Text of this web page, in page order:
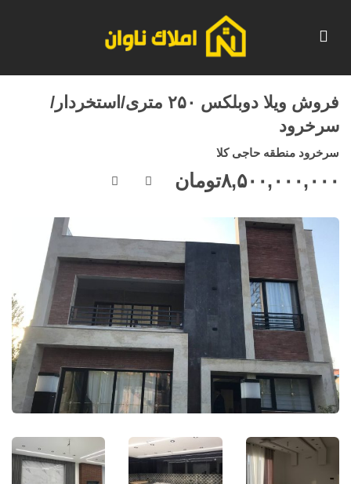
فروش ویلا دوبلکس ۲۵۰ متری/استخردار/
سرخرود
سرخرود منطقه حاجی کلا
۸,۵۰۰,۰۰۰,۰۰۰تومان